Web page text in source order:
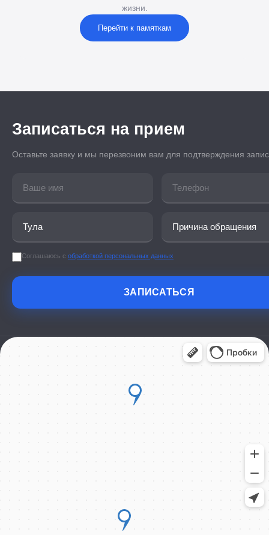
жизни.
Перейти к памяткам
Записаться на прием
Оставьте заявку и мы перезвоним вам для подтверждения
Соглашаюсь с обработкой персональных данных
ЗАПИСАТЬСЯ